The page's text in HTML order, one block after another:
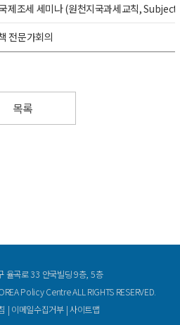
제조세 세미나 (원천지국과세교칙,
전문가회의
목록
율곡로 33 안국빌딩 9층, 5층
Policy Centre ALL RIGHTS RESERVED.
| 이메일수집거부|사이트맵